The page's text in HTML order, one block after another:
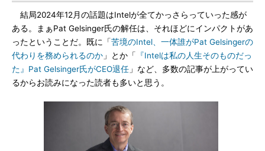
結局2024年12月の話題はIntelが全てかっさらっていった感が
ある。まぁPat Gelsinger氏の解任は、それほどにインパクトがあ
ったということだ。既に「苦境のIntel、一体誰がPat Gelsingerの
代わりを務められるのか 」とか「
『Intelは私の人生そのものだっ
た』Pat Gelsinger氏がCEO退任 」など、多数の記事が上がってい
るからお読みになった読者も多いと思う。